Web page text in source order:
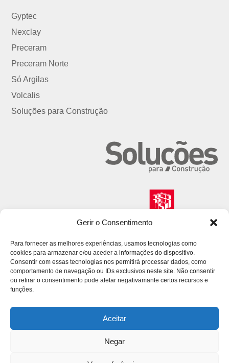
Gerir o Consentimento
Para fornecer as melhores experiências, usamos tecnologias como
cookies para armazenar e/ou aceder a informações do dispositivo.
Consentir com essas tecnologias nos permitirá processar dados, como
comportamento de navegação ou IDs exclusivos neste site. Não consentir
ou retirar o consentimento pode afetar negativamante certos recursos e
funções.
Aceitar
Negar
Gyptec
Nexclay
Preceram
Preceram Norte
Só Argilas
Volcalis
Soluções para Construção